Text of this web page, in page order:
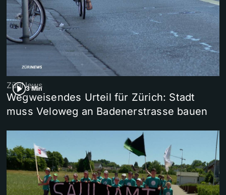
3 Min
ZüriNews
Wegweisendes Urteil für Zürich: Stadt
muss Veloweg an Badenerstrasse bauen